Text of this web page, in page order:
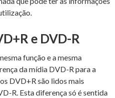
e DVD-R
função e a mesma
da mídia DVD-R para a
DVD+R são lidos mais
R. Esta diferença só é sentida